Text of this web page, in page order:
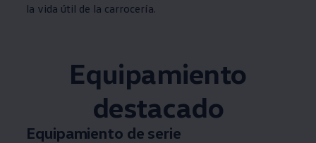
la vida útil de la carrocería.
Equipamiento
destacado
Equipamiento de serie